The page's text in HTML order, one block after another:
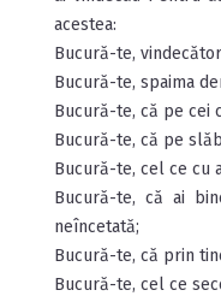
acestea:
Bucură-te,
Bucură-te, spaima
Bucură-te, că pe cei
Bucură-te, că pe
Bucură-te, cel ce cu
Bucură-te, că ai
neîncetată;
Bucură-te, că prin
Bucură-te, cel ce